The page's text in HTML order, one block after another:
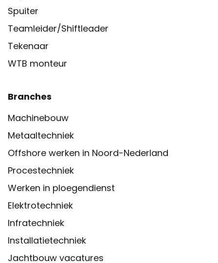
Spuiter
Teamleider/Shiftleader
Tekenaar
WTB monteur
Branches
Machinebouw
Metaaltechniek
Offshore werken in Noord-Nederland
Procestechniek
Werken in ploegendienst
Elektrotechniek
Infratechniek
Installatietechniek
Jachtbouw vacatures